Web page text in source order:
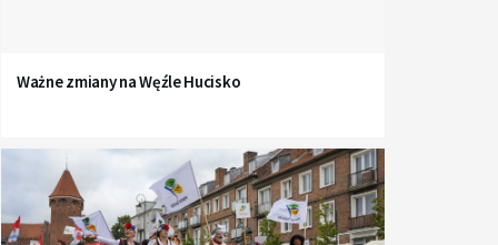
Ważne zmiany na Węźle Hucisko